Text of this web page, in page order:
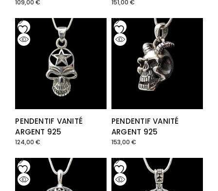
109,00€ 151,00 €
PENDENTIF VANITÉ
ARGENT 925
124,00€
PENDENTIF VANITÉ
ARGENT 925
153,00 €